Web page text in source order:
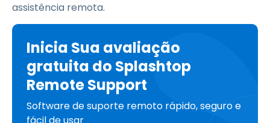
assistência remota.
Inicia Sua avaliação
gratuita do Splashtop
Remote Support
Software de suporte remoto rápido, seguro e